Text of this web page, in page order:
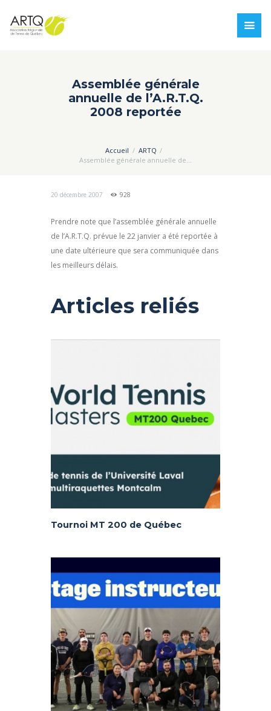
Assemblée générale
annuelle de l’A.R.T.Q.
2008 reportée
Accueil
ARTQ
Assemblée générale annuelle de...
20 décembre 2007 928
Prendre note que l’assemblée générale annuelle
de l’A.R.T.Q. prévue le 22 janvier a été reportée à
une date ultérieure que sera communiquée dans
les meilleurs délais.
Articles reliés
Tournoi MT 200 de Québec